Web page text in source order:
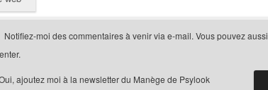
Notifiez-moi des commentaires à venir via e-mail. Vous pouvez aussi
ajoutez moi à la newsletter du Manège de Psylook